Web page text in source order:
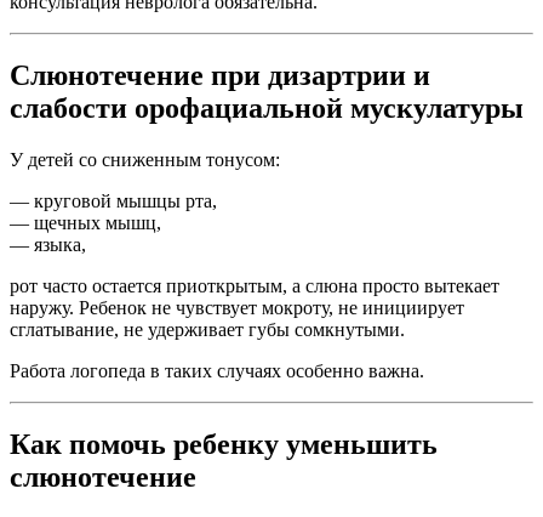
Слюнотечение при дизартрии и
слабости орофациальной мускулатуры
У детей со сниженным тонусом:
— круговой мышцы рта,
— щечных мышц,
— языка,
рот часто остается приоткрытым, а слюна просто вытекает
наружу. Ребенок не чувствует мокроту, не инициирует
сглатывание, не удерживает губы сомкнутыми.
Работа логопеда в таких случаях особенно важна.
Как помочь ребенку уменьшить
слюнотечение